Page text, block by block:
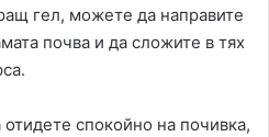
гел, можете да направите
почва и да сложите в тях
спокойно на почивка,